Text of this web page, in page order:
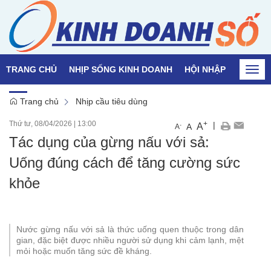
TRANG CHỦ NHỊP SỐNG KINH DOANH HỘI NHẬP QUỐC
Trang chủ Nhịp cầu tiêu dùng
Thứ tư, 08/04/2026 13:00 A- A A+ |
Tác dụng của gừng nấu với sả:
Uống đúng cách để tăng cường sức
khỏe
Nước gừng nấu với sả là thức uống quen thuộc trong dân
gian, đặc biệt được nhiều người sử dụng khi cảm lạnh, mệt
mỏi hoặc muốn tăng sức đề kháng.